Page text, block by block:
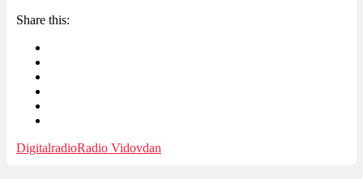
Share this:
DigitalradioRadio Vidovdan